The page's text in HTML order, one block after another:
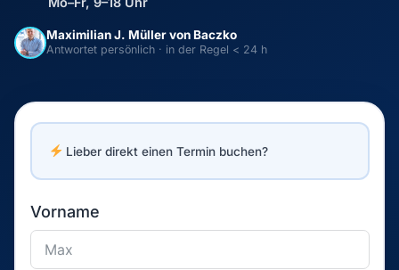
Maximilian J. Müller von Baczko
Antwortet persönlich · in der Regel < 24 h
Lieber direkt einen Termin buchen?
Vorname